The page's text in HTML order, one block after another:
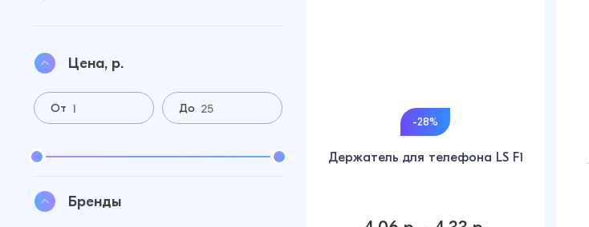
Цена, р.
От До
Бренды
-28%
Держатель для телефона LS F1